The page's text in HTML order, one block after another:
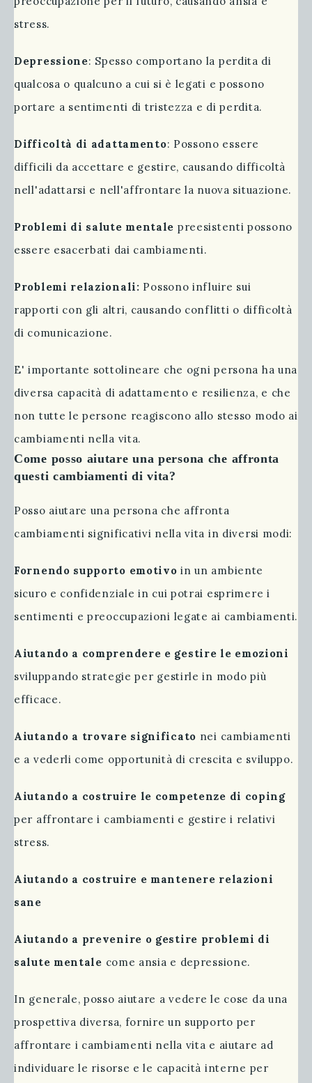
stress.
Depressione: Spesso comportano la perdita di
qualcosa o qualcuno a cui si è legati e possono
portare a sentimenti di tristezza e di perdita.
Difficoltà di adattamento: Possono essere
difficili da accettare e gestire, causando difficoltà
nell'adattarsi e nell'affrontare la nuova situazione.
Problemi di salute mentale preesistenti possono
essere esacerbati dai cambiamenti.
Problemi relazionali: Possono influire sui
rapporti con gli altri, causando conflitti o difficoltà
di comunicazione.
E' importante sottolineare che ogni persona ha una
diversa capacità di adattamento e resilienza, e che
non tutte le persone reagiscono allo stesso modo ai
cambiamenti nella vita.
Come posso aiutare una persona che affronta
questi cambiamenti di vita?
Posso aiutare una persona che affronta
cambiamenti significativi nella vita in diversi modi:
Fornendo supporto emotivo in un ambiente
sicuro e confidenziale in cui potrai esprimere i
sentimenti e preoccupazioni legate ai cambiamenti.
Aiutando a comprendere e gestire le emozioni
sviluppando strategie per gestirle in modo più
efficace.
Aiutando a trovare significato nei cambiamenti
e a vederli come opportunità di crescita e sviluppo.
Aiutando a costruire le competenze di coping
per affrontare i cambiamenti e gestire i relativi
stress.
Aiutando a costruire e mantenere relazioni
sane
Aiutando a prevenire o gestire problemi di
salute mentale come ansia e depressione.
In generale, posso aiutare a vedere le cose da una
prospettiva diversa, fornire un supporto per
affrontare i cambiamenti nella vita e aiutare ad
individuare le risorse e le capacità interne per